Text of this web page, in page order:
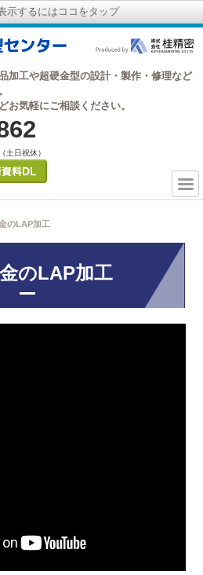
示するにはココをタップ
加工や超硬金型の設計・製作・修理など
お気軽にご相談ください。
（土日祝休）
のLAP加工
のLAP加工